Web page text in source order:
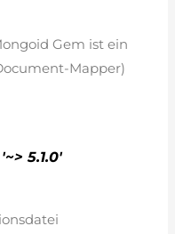
Gem ist ein
Mapper)
5.1.0'